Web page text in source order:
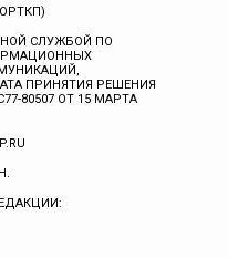
СЛУЖБОЙ ПО
ПРИНЯТИЯ РЕШЕНИЯ
80507 ОТ 15 МАРТА